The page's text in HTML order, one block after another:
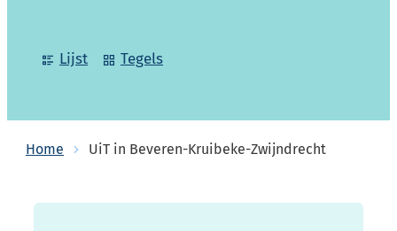
Lijst
Tegels
Home UiT in Beveren-Kruibeke-Zwijndrecht